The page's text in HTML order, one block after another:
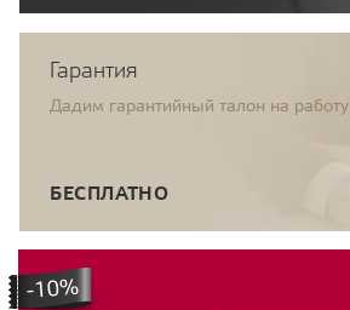
Гарантия
Дадим гарантийный талон на работу
БЕСПЛАТНО